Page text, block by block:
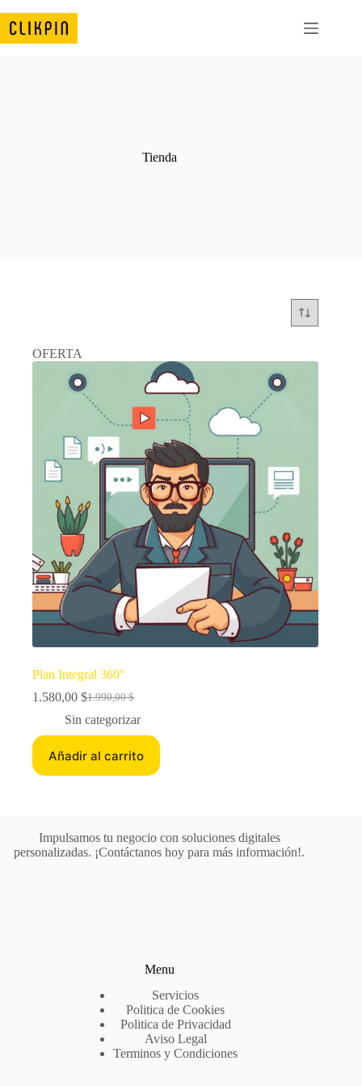
contenido
Tienda
OFERTA
Plan Integral 360°
1.990,00$
El
precio
original
1.990,00 $.
1.580,00 $
El
precio
actual
1.580,00 $.
Sin categorizar
Añadir al carrito
Impulsamos tu negocio con soluciones digitales
personalizadas. ¡Contáctanos hoy para más información!.
Menu
Servicios
Politica de Cookies
Politica de Privacidad
Aviso Legal
Terminos y Condiciones